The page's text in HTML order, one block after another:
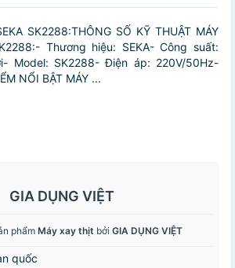
SK2288:THÔNG SỐ KỸ THUẬT MÁY
Thương hiệu: SEKA- Công suất:
Model: SK2288- Điện áp: 220V/50Hz-
NỔI BẬT MÁY ...
GIA DỤNG VIỆT
phẩmMáy xay thịt bởi GIA DỤNG VIỆT
quốc